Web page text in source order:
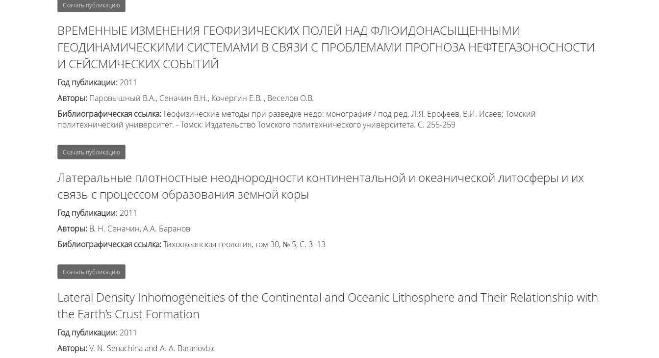
Скачать публикацию
ВРЕМЕННЫЕ ИЗМЕНЕНИЯ ГЕОФИЗИЧЕСКИХ ПОЛЕЙ НАД ФЛЮИДОНАСЫЩЕННЫМИ
ГЕОДИНАМИЧЕСКИМИ СИСТЕМАМИ В СВЯЗИ С ПРОБЛЕМАМИ ПРОГНОЗА НЕФТЕГАЗОНОСНОСТИ
И СЕЙСМИЧЕСКИХ СОБЫТИЙ
Год публикации: 2011
Авторы: Паровышный В.А., Сеначин В.Н., Кочергин Е.В. , Веселов О.В.
Библиографическая ссылка: Геофизические методы при разведке недр: монография / под ред. Л.Я. Ерофеев, В.И. Исаев; Томский
политехнический университет. - Томск: Издательство Томского политехнического университета. С. 255-259
Скачать публикацию
Латеральные плотностные неоднородности континентальной и океанической литосферы и их
связь с процессом образования земной коры
Год публикации: 2011
Авторы: В. Н. Сеначин, А.А. Баранов
Библиографическая ссылка:Тихоокеанская геология, том 30, № 5, С. 3–13
Скачать публикацию
Lateral Density Inhomogeneities of the Continental and Oceanic Lithosphere and Their Relationship with
the Earth’s Crust Formation
Год публикации: 2011
Авторы:V. N. Senachina and A. A. Baranovb,c